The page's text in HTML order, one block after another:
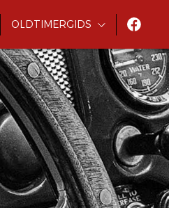
OLDTIMERGIDS